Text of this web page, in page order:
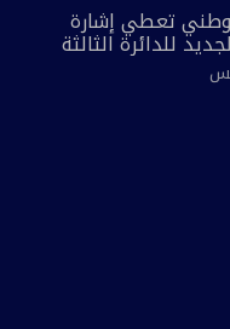
تعطي إشارة
للدائرة الثالثة